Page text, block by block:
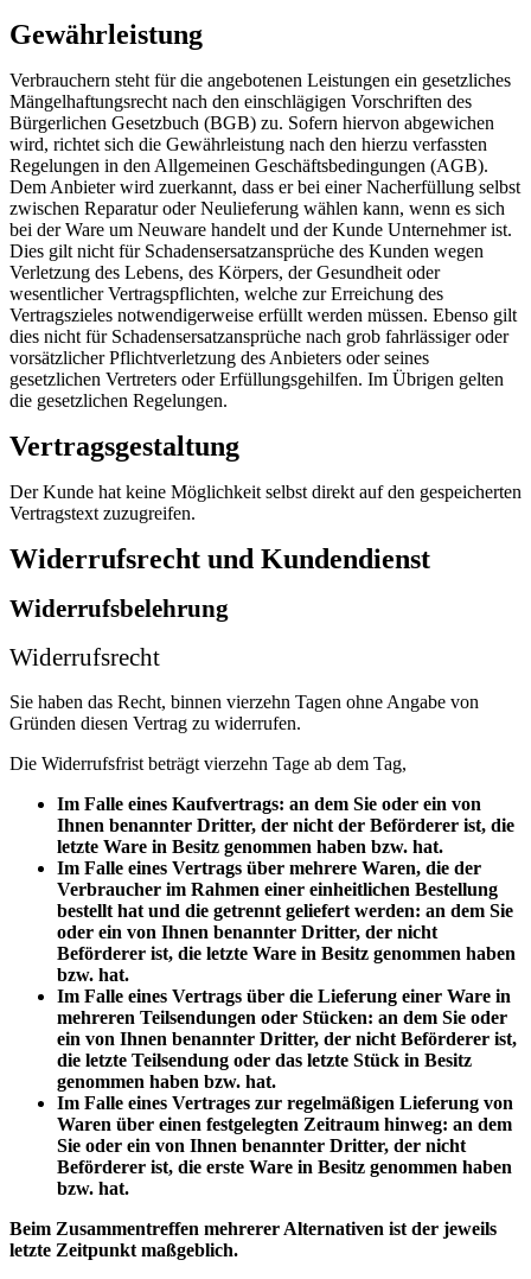
Gewährleistung
Verbrauchern steht für die angebotenen Leistungen ein gesetzliches
Mängelhaftungsrecht nach den einschlägigen Vorschriften des
Bürgerlichen Gesetzbuch (BGB) zu. Sofern hiervon abgewichen
wird, richtet sich die Gewährleistung nach den hierzu verfassten
Regelungen in den Allgemeinen Geschäftsbedingungen (AGB).
Dem Anbieter wird zuerkannt, dass er bei einer Nacherfüllung selbst
zwischen Reparatur oder Neulieferung wählen kann, wenn es sich
bei der Ware um Neuware handelt und der Kunde Unternehmer ist.
Dies gilt nicht für Schadensersatzansprüche des Kunden wegen
Verletzung des Lebens, des Körpers, der Gesundheit oder
wesentlicher Vertragspflichten, welche zur Erreichung des
Vertragszieles notwendigerweise erfüllt werden müssen. Ebenso gilt
dies nicht für Schadensersatzansprüche nach grob fahrlässiger oder
vorsätzlicher Pflichtverletzung des Anbieters oder seines
gesetzlichen Vertreters oder Erfüllungsgehilfen. Im Übrigen gelten
die gesetzlichen Regelungen.
Vertragsgestaltung
Der Kunde hat keine Möglichkeit selbst direkt auf den gespeicherten
Vertragstext zuzugreifen.
Widerrufsrecht und Kundendienst
Widerrufsbelehrung
Widerrufsrecht
Sie haben das Recht, binnen vierzehn Tagen ohne Angabe von
Gründen diesen Vertrag zu widerrufen.
Die Widerrufsfrist beträgt vierzehn Tage ab dem Tag,
Im Falle eines Kaufvertrags: an dem Sie oder ein von
Ihnen benannter Dritter, der nicht der Beförderer ist, die
letzte Ware in Besitz genommen haben bzw. hat.
Im Falle eines Vertrags über mehrere Waren, die der
Verbraucher im Rahmen einer einheitlichen Bestellung
bestellt hat und die getrennt geliefert werden: an dem Sie
oder ein von Ihnen benannter Dritter, der nicht
Beförderer ist, die letzte Ware in Besitz genommen haben
bzw. hat.
Im Falle eines Vertrags über die Lieferung einer Ware in
mehreren Teilsendungen oder Stücken: an dem Sie oder
ein von Ihnen benannter Dritter, der nicht Beförderer ist,
die letzte Teilsendung oder das letzte Stück in Besitz
genommen haben bzw. hat.
Im Falle eines Vertrages zur regelmäßigen Lieferung von
Waren über einen festgelegten Zeitraum hinweg: an dem
Sie oder ein von Ihnen benannter Dritter, der nicht
Beförderer ist, die erste Ware in Besitz genommen haben
bzw. hat.
Beim Zusammentreffen mehrerer Alternativen ist der jeweils
letzte Zeitpunkt maßgeblich.